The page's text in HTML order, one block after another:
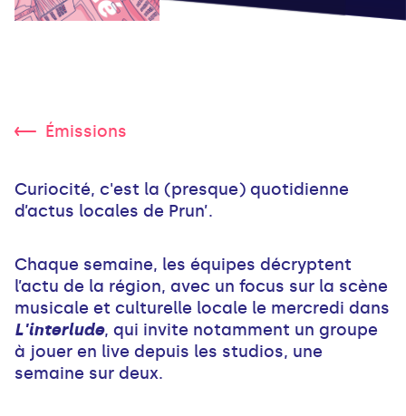
Émissions
Curiocité, c'est la (presque) quotidienne
d’actus locales de Prun’.
Chaque semaine, les équipes décryptent
l’actu de la région, avec un focus sur la scène
musicale et culturelle locale le mercredi dans
L'interlude, qui invite notamment un groupe
à jouer en live depuis les studios, une
semaine sur deux.